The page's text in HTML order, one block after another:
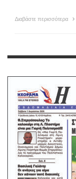
Διαβάστε περισσότερα